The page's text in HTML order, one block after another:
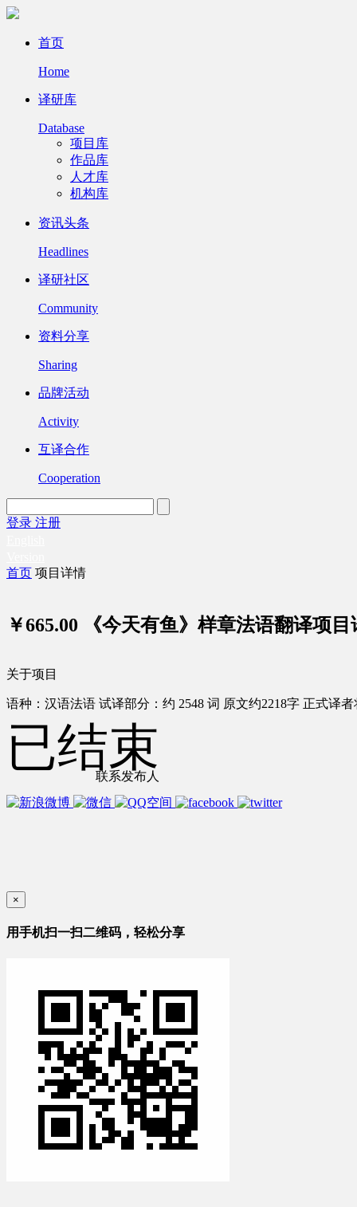
首页
Home
译研库
Database
项目库
作品库
人才库
机构库
资讯头条
Headlines
译研社区
Community
资料分享
Sharing
品牌活动
Activity
互译合作
Cooperation
登录 注册
首页 项目详情
￥665.00 《今天有鱼》样章法语翻译项
关于项目
语种：汉语法语 试译部分：约 2548 词 原文约2218字 正式译
联系发布人
已结束
×
用手机扫一扫二维码，轻松分享